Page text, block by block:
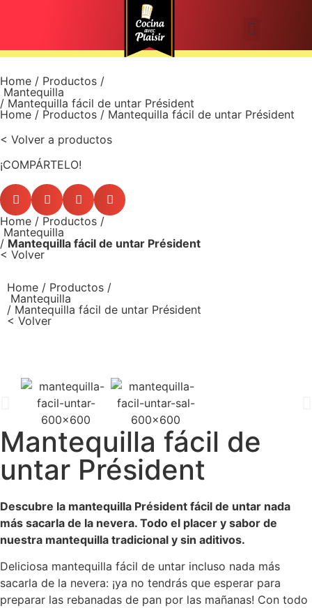
Home / Productos /
Mantequilla
/ Mantequilla fácil de untar Président
Home / Productos / Mantequilla fácil de untar Président
< Volver a productos
¡COMPÁRTELO!
Home / Productos /
Mantequilla
/ Mantequilla fácil de untar Président
< Volver
Home / Productos /
Mantequilla
/ Mantequilla fácil de untar Président
< Volver
Mantequilla fácil de
untar Président
Descubre la mantequilla Président fácil de untar nada
más sacarla de la nevera. Todo el placer y sabor de
nuestra mantequilla tradicional y sin aditivos.
Deliciosa mantequilla fácil de untar incluso nada más
sacarla de la nevera: ¡ya no tendrás que esperar para
preparar las rebanadas de pan por las mañanas! Con todo